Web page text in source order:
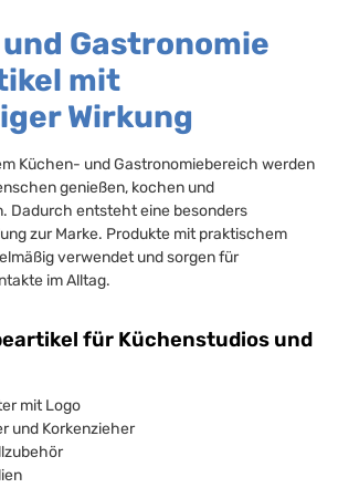
Gastronomie
mit
Wirkung
Küchen- und Gastronomiebereich werden
genießen, kochen und
Dadurch entsteht eine besonders
zur Marke. Produkte mit praktischem
verwendet und sorgen für
im Alltag.
für Küchenstudios und
mit Logo
und Korkenzieher